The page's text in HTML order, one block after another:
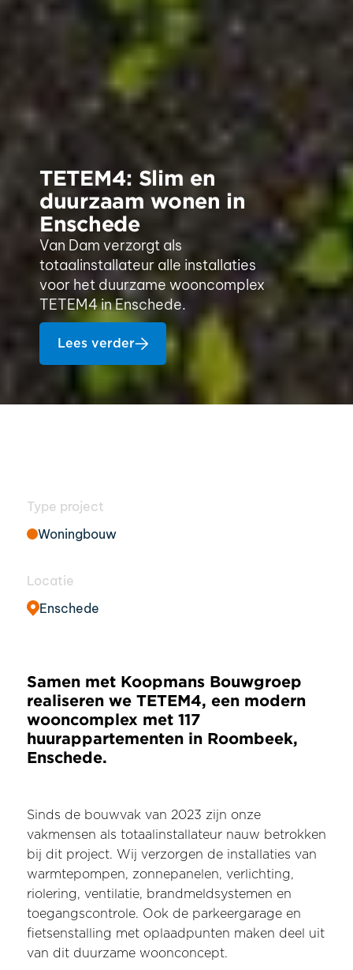
TETEM4: Slim en
duurzaam wonen in
Enschede
Van Dam verzorgt als
totaalinstallateur alle installaties
voor het duurzame wooncomplex
TETEM4 in Enschede.
Lees verder
Samen met Koopmans Bouwgroep
realiseren we TETEM4, een modern
wooncomplex met 117
huurappartementen in Roombeek,
Enschede.
Sinds de bouwvak van 2023 zijn onze
vakmensen als totaalinstallateur nauw betrokken
bij dit project. Wij verzorgen de installaties van
warmtepompen, zonnepanelen, verlichting,
riolering, ventilatie, brandmeldsystemen en
toegangscontrole. Ook de parkeergarage en
fietsenstalling met oplaadpunten maken deel uit
van dit duurzame woonconcept.
Type project
Woningbouw
Locatie
Enschede